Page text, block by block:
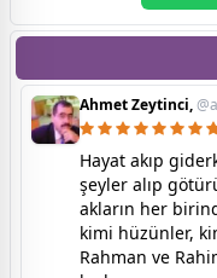
Ahmet Zeytinci,
Hayat akıp
şeyler alıp
akların her
kimi hüzünler,
Rahman ve